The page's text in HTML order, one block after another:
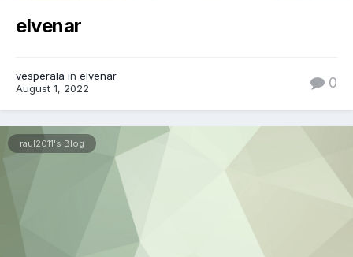
elvenar
vesperala in elvenar
August 1, 2022
0
raul2011's Blog